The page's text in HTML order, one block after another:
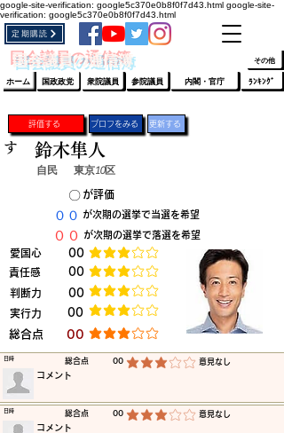
google-site-verification: google5c370e0b8f0f7d43.html google-site-
verification: google5c370e0b8f0f7d43.html
​国会議員の通信簿
定期購読
ホーム 国政政党 衆院議員 参院議員 ﾗﾝｷﾝｸﾞ
内閣・官庁
その他
評価する プロフをみる 更新する
自民 東京10区
​が評価
​が次期の選挙で当選を希望
​が次期の選挙で落選を希望
​愛国心 ​00 平均評価 3 /5
​責任感 ​00 平均評価 3 /5
​判断力 ​00 平均評価 3 /5
​実行力 ​00 平均評価 3 /5
​総合点 ​00 平均評価 3 /5
す 鈴木隼人
​〇​
​００
​００
​総合点 00 平均評価 3 /5 ​意見なし
​日時
​コメント
​総合点 00 平均評価 3 /5 ​意見なし
​日時
​コメント